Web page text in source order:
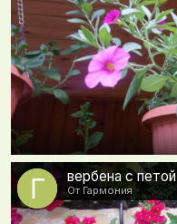
вербена с петой
От Гармония